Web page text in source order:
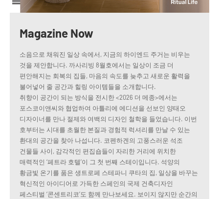
Magazine Now
소음으로 채워진 일상 속에서, 지금의 하이엔드 주거는 비우는
것을 제안합니다. 까사리빙 8월호에서는 일상이 조금 더
편안해지는 회복의 집들, 마음의 속도를 늦추고 새로운 활력을
불어넣어 줄 공간과 힐링 아이템들을 소개합니다.
취향이 공간이 되는 방식을 전시한 <2026 더 메종>에서는
포스코이앤씨와 협업하여 아틀리에 에디션을 선보인 양태오
디자이너를 만나 절제와 여백의 디자인 철학을 들었습니다. 이번
호부터는 시대를 초월한 본질과 경험적 럭셔리를 만날 수 있는
환대의 공간을 찾아 나섭니다. 코펜하겐의 고풍스러운 석조
건물들 사이, 감각적인 편집숍들이 자리한 거리에 위치한
매력적인 ‘페트라 호텔’이 그 첫 번째 스테이입니다. 석양의
황금빛 온기를 품은 생트로페 스테파니 쿠타의 집, 일상을 바꾸는
혁신적인 아이디어로 가득한 스페인의 국제 건축디자인
페스티벌 ‘콘센트리코’도 함께 만나보세요. 보이지 않지만 순간의